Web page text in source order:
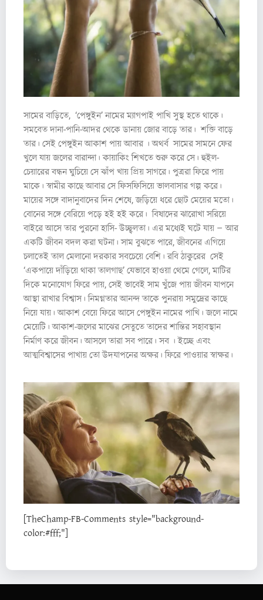
সামের বাড়িতে, ‘পেঙ্গুইন’ নামের ম্যাগপাই পাখি সুস্থ হতে থাকে।
সমবেত দানা-পানি-আদর থেকে ডানায় জোর বাড়ে তার। শক্তি বাড়ে
তার। সেই পেঙ্গুইন আকাশ পায় আবার । অথর্ব সামের সামনে ফের
খুলে যায় জলের বারান্দা। কায়াকিং শিখতে শুরু করে সে। হুইল-
চেয়ারের বন্ধন ঘুচিয়ে সে ঝাঁপ খায় প্রিয় সাগরে। পুত্ররা ফিরে পায়
মাকে। স্বামীর কাছে আবার সে ফিসফিসিয়ে ভালবাসার গল্প করে।
মায়ের সঙ্গে বাদানুবাদের দিন শেষে, জড়িয়ে ধরে ছোট মেয়ের মতো।
বোনের সঙ্গে বেরিয়ে পড়ে হই হই করে। বিষাদের ঝারোখা সরিয়ে
বাইরে আসে তার পুরনো হাসি- উচ্ছ্বলতা। এর মধ্যেই ঘটে যায় – আর
একটি জীবন বদল করা ঘটনা। সাম বুঝতে পারে, জীবনের এগিয়ে
চলাতেই তাল মেলানো দরকার সবচেয়ে বেশি। রবি ঠাকুরের সেই
‘একপায়ে দাঁড়িয়ে থাকা তালগাছ’ যেভাবে হাওয়া থেমে গেলে, মাটির
দিকে মনোযোগ ফিরে পায়, সেই ভাবেই সাম খুঁজে পায় জীবন যাপনে
আস্থা রাখার বিশ্বাস। নিমগ্নতার আনন্দ তাকে পুনরায় সমুদ্রের কাছে
নিয়ে যায়। আকাশ বেয়ে ফিরে আসে পেঙ্গুইন নামের পাখি। জলে নামে
মেয়েটি। আকাশ-জলের মাঝের সেতুতে তাদের শান্তির সহাবস্থান
নির্মাণ করে জীবন। আসলে তারা সব পারে। সব । ইচ্ছে এবং
আত্মবিশ্বাসের পাখায় তো উদযাপনের অক্ষর। ফিরে পাওয়ার স্বাক্ষর।
[TheChamp-FB-Comments style="background-
color:#fff;"]